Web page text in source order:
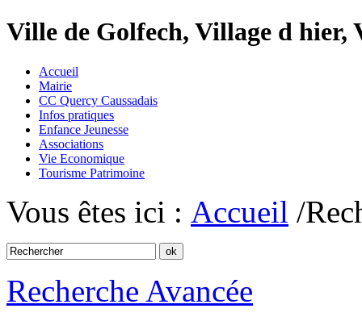
Ville de Golfech, Village d
Accueil
Mairie
CC Quercy Caussadais
Infos pratiques
Enfance Jeunesse
Associations
Vie Economique
Tourisme Patrimoine
Vous êtes ici : Accueil /
Recherche Avancée